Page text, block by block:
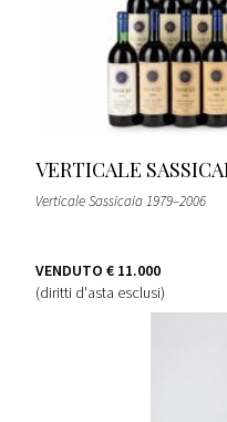
VERTICALE
Verticale Sassicaia 1979–2006
VENDUTO € 11.000
(diritti d'asta esclusi)